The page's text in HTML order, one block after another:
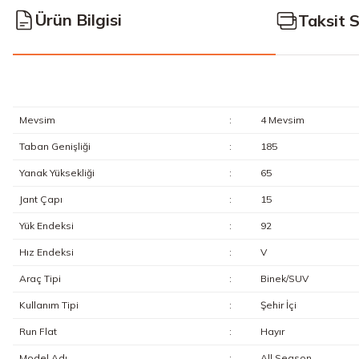
Ürün Bilgisi Taksit
Mevsim : 4 Mevsim
Taban Genişliği : 185
Yanak Yüksekliği : 65
Jant Çapı : 15
Yük Endeksi : 92
Hız Endeksi : V
Araç Tipi : Binek/SUV
Kullanım Tipi : Şehir İçi
Run Flat : Hayır